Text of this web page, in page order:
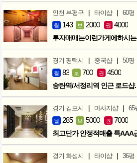
인천 부평구 | 타이샵 | 60평
월 143 보 2000 권 4000
경기 평택시 | 중국샵 | 50평
월 83 보 700 권 4500
송탄역/서정리역 인근 로드샵
경기 김포시 | 마사지샵 | 65
월 285 보 5000 권 7000
최고단가 안정적매출 특AAA
경기 화성시 | 타이샵 | 36평